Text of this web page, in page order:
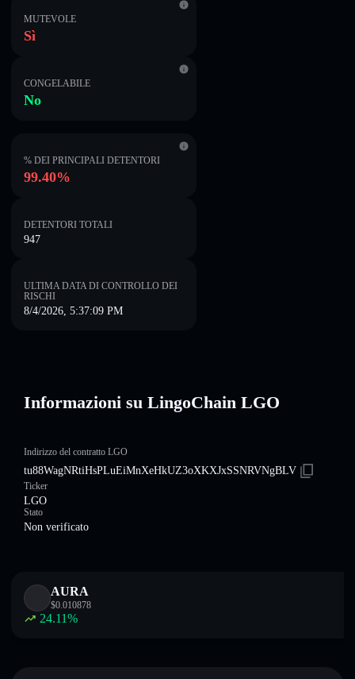
MUTEVOLE
Sì
CONGELABILE
No
% DEI PRINCIPALI DETENTORI
99.40%
DETENTORI TOTALI
947
ULTIMA DATA DI CONTROLLO DEI
RISCHI
8/4/2026, 5:37:09 PM
Informazioni su LingoChain LGO
Indirizzo del contratto LGO
tu88WagNRtiHsPLuEiMnXeHkUZ3oXKXJxSSNRVNgBLV
Ticker
LGO
Stato
Non verificato
AURA
$0.010878
24.11%